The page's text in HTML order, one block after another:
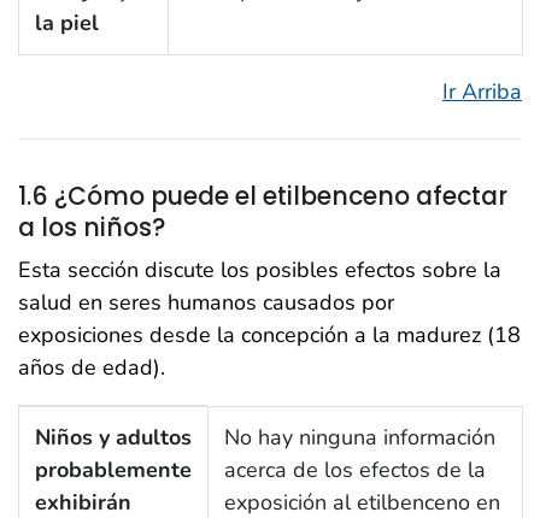
la piel
Ir Arriba
1.6 ¿Cómo puede el etilbenceno afectar
a los niños?
Esta sección discute los posibles efectos sobre la
salud en seres humanos causados por
exposiciones desde la concepción a la madurez (18
años de edad).
Niños y adultos
probablemente
exhibirán
No hay ninguna información
acerca de los efectos de la
exposición al etilbenceno en